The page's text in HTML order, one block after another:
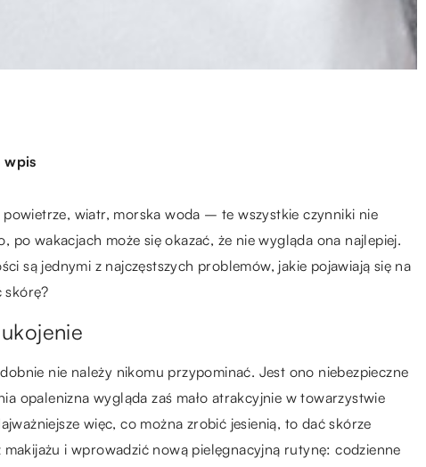
wpis
wiatr, morska woda – te wszystkie czynniki nie
po wakacjach może się okazać, że nie wygląda ona najlepiej.
są jednymi z najczęstszych problemów, jakie pojawiają się na
skórę?
nie należy nikomu przypominać. Jest ono niebezpieczne
opalenizna wygląda zaś mało atrakcyjnie w towarzystwie
więc, co można zrobić jesienią, to dać skórze
i wprowadzić nową pielęgnacyjną rutynę: codzienne